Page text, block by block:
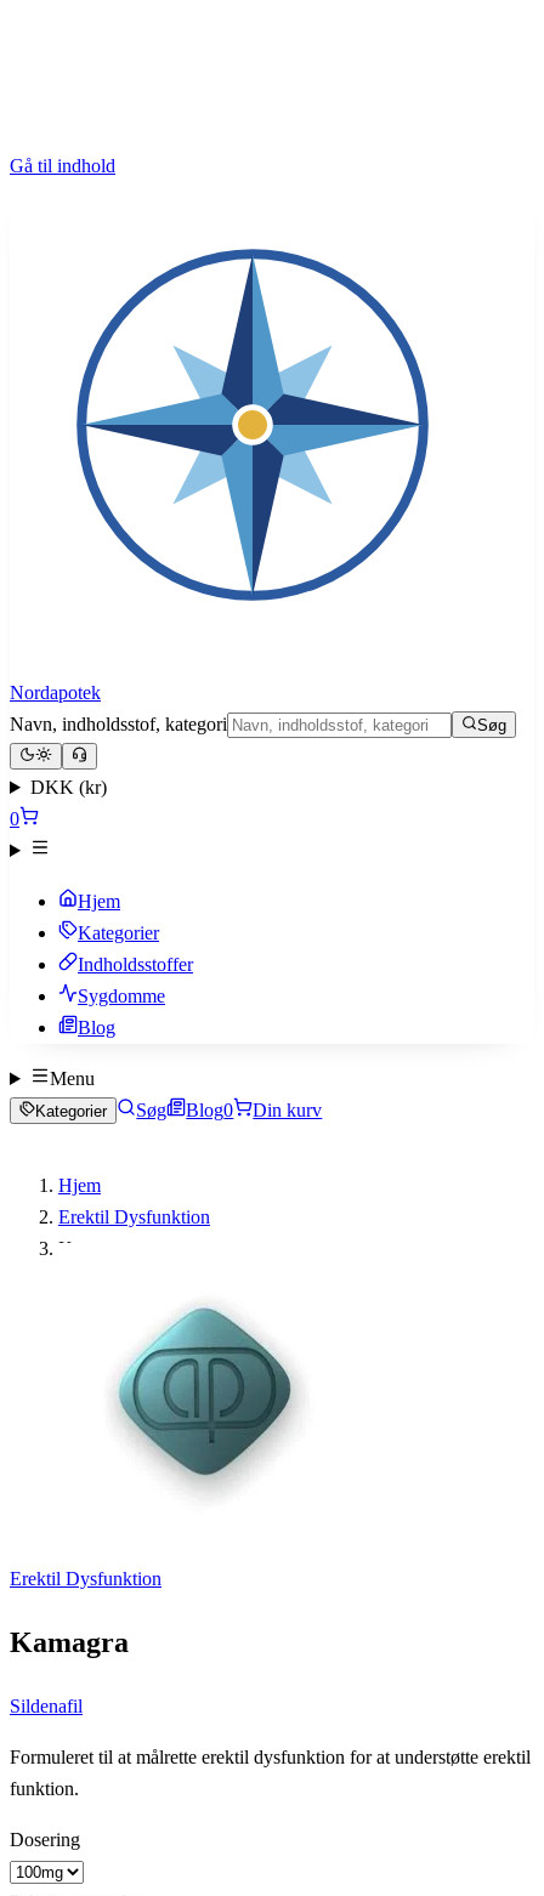
Gå til indhold
Nordapotek
Navn, indholdsstof, kategori
Søg
DKK (kr)
0
Hjem
Kategorier
Indholdsstoffer
Sygdomme
Blog
Menu
Kategorier Søg Blog0 Din kurv
Hjem
Erektil Dysfunktion
Kamagra
Erektil Dysfunktion
Kamagra
Sildenafil
Formuleret til at målrette erektil dysfunktion for at understøtte erektil
funktion.
Dosering